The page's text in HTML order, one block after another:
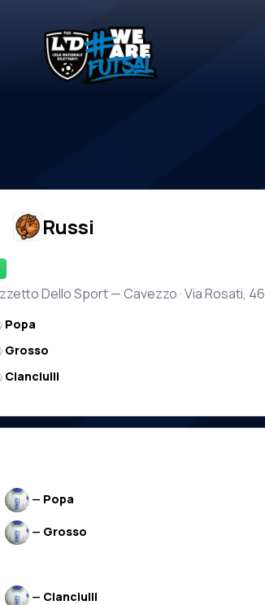
Russi
Dello Sport — Cavezzo · Via Rosati, 46
Popa
Grosso
Cianciulli
— Popa
— Grosso
— Cianciulli